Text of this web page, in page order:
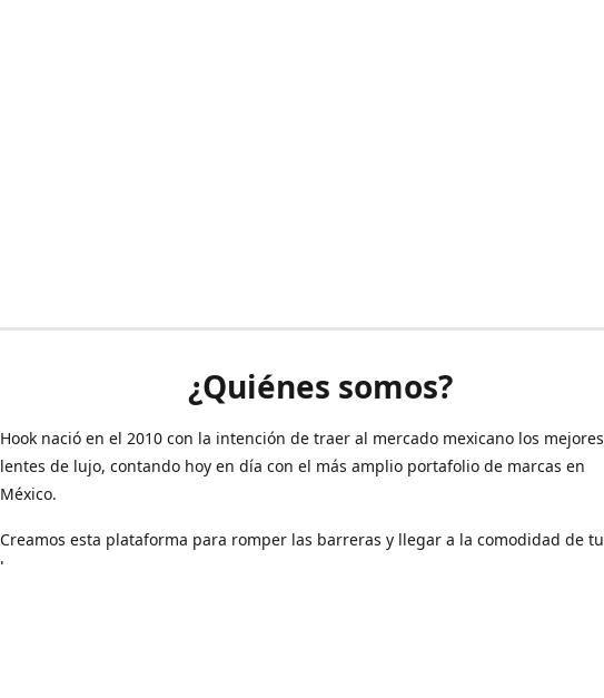
¿Quiénes somos?
Hook nació en el 2010 con la intención de traer al mercado mexicano los mejores
lentes de lujo, contando hoy en día con el más amplio portafolio de marcas en
México.
Creamos esta plataforma para romper las barreras y llegar a la comodidad de tu
hogar.